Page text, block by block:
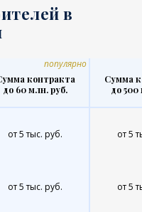
в
контракта
до 60 млн. руб.
популярно
Сумма
до
от 5 тыс. руб. от 5
от 5 тыс. руб. от 5